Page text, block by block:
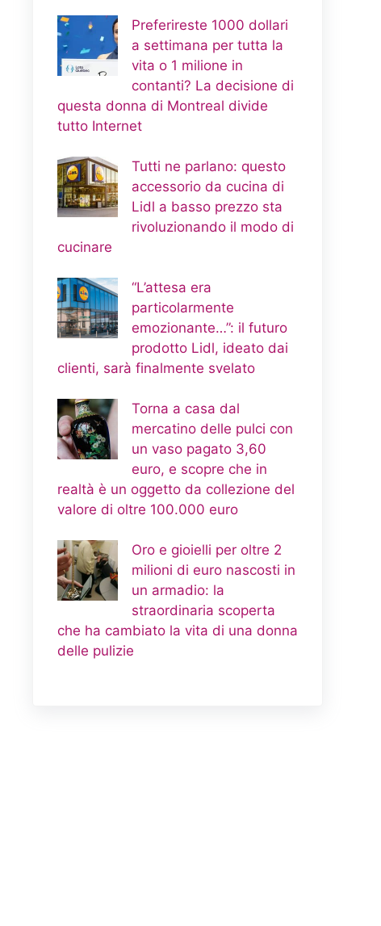
Preferireste 1000 dollari
a settimana per tutta la
vita o 1 milione in
contanti? La decisione di
questa donna di Montreal divide
tutto Internet
Tutti ne parlano: questo
accessorio da cucina di
Lidl a basso prezzo sta
rivoluzionando il modo di
cucinare
“L’attesa era
particolarmente
emozionante…”: il futuro
prodotto Lidl, ideato dai
clienti, sarà finalmente svelato
Torna a casa dal
mercatino delle pulci con
un vaso pagato 3,60
euro, e scopre che in
realtà è un oggetto da collezione del
valore di oltre 100.000 euro
Oro e gioielli per oltre 2
milioni di euro nascosti in
un armadio: la
straordinaria scoperta
che ha cambiato la vita di una donna
delle pulizie